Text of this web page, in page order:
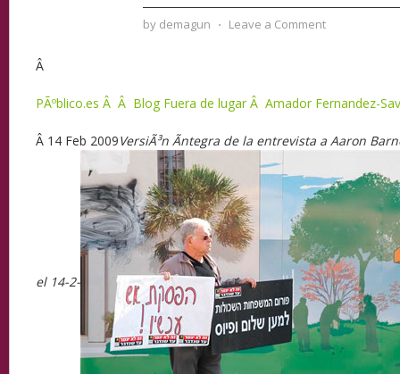
by demagun ⋅ Leave a Comment
Â
PÃºblico.es Â Â Blog Fuera de lugar Â Amador Fernandez-
Â 14 Feb 2009VersiÃ³n Ã­ntegra de la entrevista a Aaron
el 14-2-